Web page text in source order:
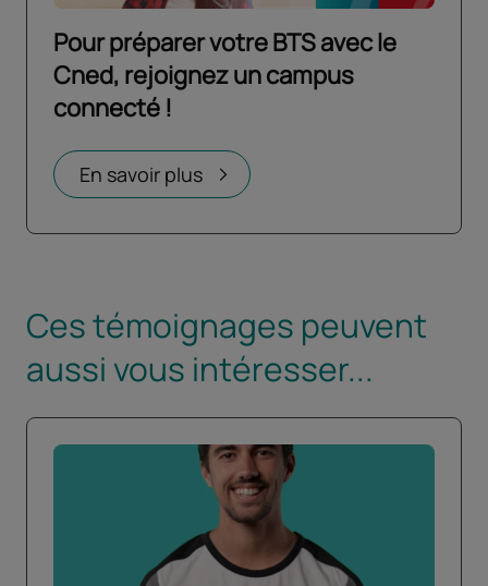
Pour préparer votre BTS avec le
Cned, rejoignez un campus
connecté !
En savoir plus
Ouvrir dans un nouvel onglet
Ces témoignages peuvent
aussi vous intéresser...